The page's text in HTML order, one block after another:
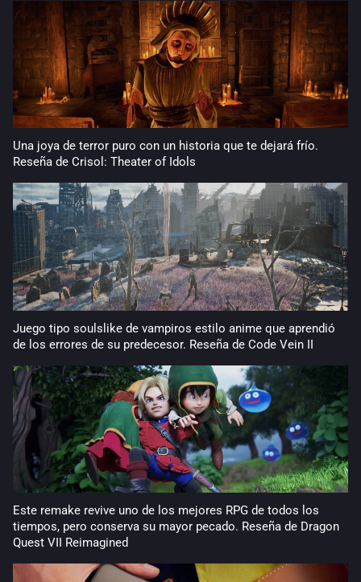
Una joya de terror puro con un historia que te dejará frío.
Reseña de Crisol: Theater of Idols
Juego tipo soulslike de vampiros estilo anime que aprendió
de los errores de su predecesor. Reseña de Code Vein II
Este remake revive uno de los mejores RPG de todos los
tiempos, pero conserva su mayor pecado. Reseña de Dragon
Quest VII Reimagined